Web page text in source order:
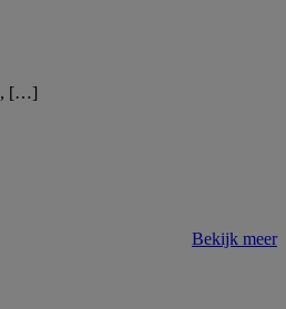
, […]
Bekijk meer